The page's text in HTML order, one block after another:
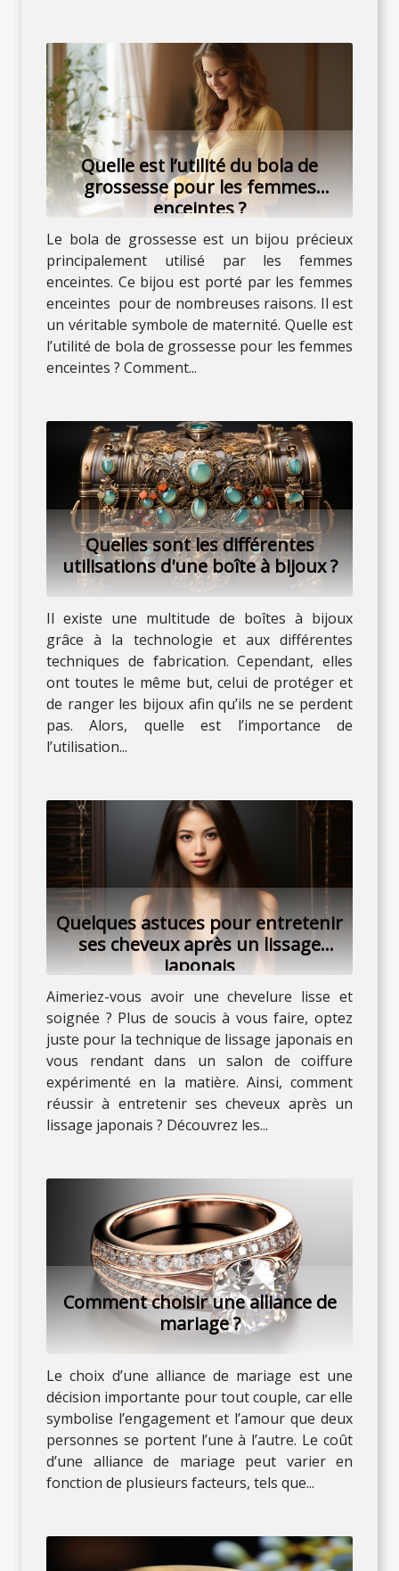
Quelle est l’utilité du bola de
grossesse pour les femmes
enceintes ?
Le bola de grossesse est un bijou précieux
principalement utilisé par les femmes
enceintes. Ce bijou est porté par les femmes
enceintes pour de nombreuses raisons. Il est
un véritable symbole de maternité. Quelle est
l’utilité de bola de grossesse pour les femmes
enceintes ? Comment...
Quelles sont les différentes
utilisations d'une boîte à bijoux ?
Il existe une multitude de boîtes à bijoux
grâce à la technologie et aux différentes
techniques de fabrication. Cependant, elles
ont toutes le même but, celui de protéger et
de ranger les bijoux afin qu’ils ne se perdent
pas. Alors, quelle est l’importance de
l’utilisation...
Quelques astuces pour entretenir
ses cheveux après un lissage
japonais
Aimeriez-vous avoir une chevelure lisse et
soignée ? Plus de soucis à vous faire, optez
juste pour la technique de lissage japonais en
vous rendant dans un salon de coiffure
expérimenté en la matière. Ainsi, comment
réussir à entretenir ses cheveux après un
lissage japonais ? Découvrez les...
Comment choisir une alliance de
mariage ?
Le choix d’une alliance de mariage est une
décision importante pour tout couple, car elle
symbolise l’engagement et l’amour que deux
personnes se portent l’une à l’autre. Le coût
d’une alliance de mariage peut varier en
fonction de plusieurs facteurs, tels que...